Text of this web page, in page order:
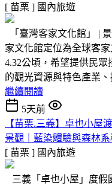
[ 苗栗 ] 國內旅遊
「臺灣客家文化館」 |
家文化館定位為全球客
4.32公頃，希望提供民
的觀光資源與特色產業
繼續閱讀
5天前
【苗栗.三義】卓也小屋
景觀｜藍染體驗與森林系
[ 苗栗 ] 國內旅遊
三義「卓也小屋」度假